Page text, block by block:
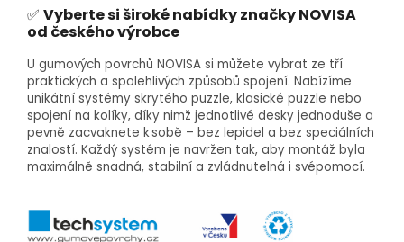
✅ Vyberte si široké nabídky značky NOVISA
od českého výrobce
U gumových povrchů NOVISA si můžete vybrat ze tří
praktických a spolehlivých způsobů spojení. Nabízíme
unikátní systémy skrytého puzzle, klasické puzzle nebo
spojení na kolíky, díky nimž jednotlivé desky jednoduše a
pevně zacvaknete k sobě – bez lepidel a bez speciálních
znalostí. Každý systém je navržen tak, aby montáž byla
maximálně snadná, stabilní a zvládnutelná i svépomocí.